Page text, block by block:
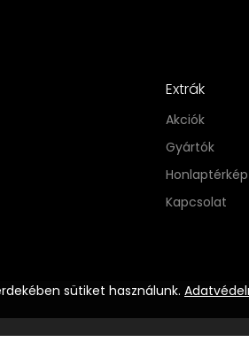
Extrák
Akciók
Gyártók
Honlaptérkép
Kapcsolat
sütiket használunk.